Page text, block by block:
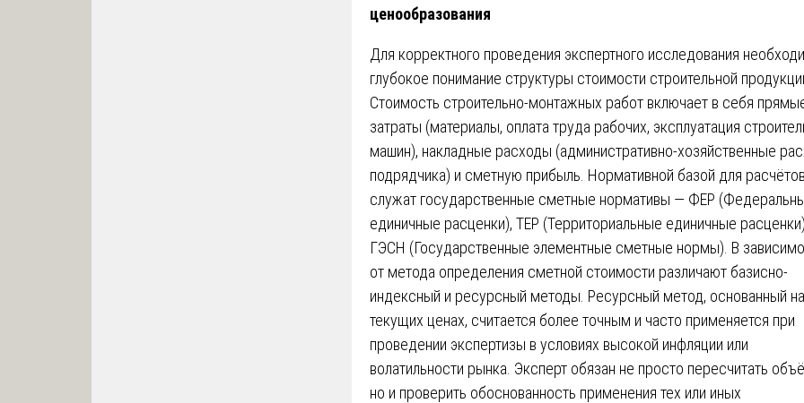
ценообразования
Для корректного проведения экспертного исследования
глубокое понимание структуры стоимости строительной
Стоимость строительно-монтажных работ включает в себя
затраты (материалы, оплата труда рабочих, эксплуатация
машин), накладные расходы (административно-хозяйственные
подрядчика) и сметную прибыль. Нормативной базой для расчётов
служат государственные сметные нормативы — ФЕР
единичные расценки), ТЕР (Территориальные единичные
ГЭСН (Государственные элементные сметные нормы). В
от метода определения сметной стоимости различают базисно-
индексный и ресурсный методы. Ресурсный метод, основанный на
текущих ценах, считается более точным и часто применяется при
проведении экспертизы в условиях высокой инфляции или
волатильности рынка. Эксперт обязан не просто пересчитать
но и проверить обоснованность применения тех или иных